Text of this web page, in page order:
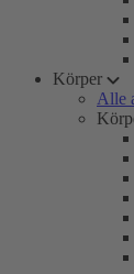
Körper
Alle